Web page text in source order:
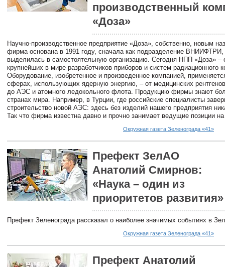
производственный
«Доза»
Научно-производственное предприятие «Доза», собственно, новым
фирма основана в 1991 году, сначала как подразделение ВНИИФТРИ,
выделилась в самостоятельную организацию. Сегодня НПП «Доза» –
крупнейших в мире разработчиков приборов и систем радиационного
Оборудование, изобретенное и произведенное компанией,
сферах, использующих ядерную энергию, – от медицинских
до АЭС и атомного ледокольного флота. Продукцию фирмы знают
странах мира. Например, в Турции, где российские специалисты
строительство новой АЭС: здесь без изделий нашего предприятия
Так что фирма известна давно и прочно занимает ведущие позиции
Окружная газета Зеленограда «41»
Префект ЗелАО
Анатолий Смирнов:
«Наука – один из
приоритетов развития»
Префект Зеленограда рассказал о наиболее значимых событиях в
Окружная газета Зеленограда «41»
Префект Анатолий